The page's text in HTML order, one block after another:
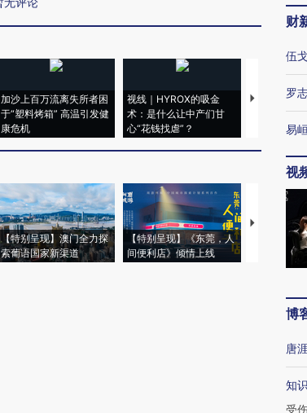
加沙上百万流离失所者困
于“塑料烤箱” 高温引发健
康危机
视线｜HYROX的吸金
术：是什么让中产们甘
心“花钱找虐”？
马航飞行员
粒摇头丸
【特别呈现】澳门全力探
索葡语国家新渠道
【特别呈现】《东莞，人
间便利店》倾情上线
【推广】走
会，让数智
财
伍
罗
易峘
视
博
唐
知
受